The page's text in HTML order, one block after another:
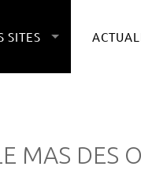
SITES
MAS DES